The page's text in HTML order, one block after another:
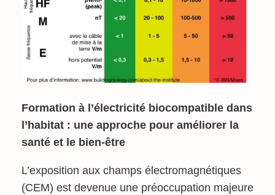
Formation à l’électricité biocompatible dans
l’habitat : une approche pour améliorer la
santé et le bien-être
L’exposition aux champs électromagnétiques
(CEM) est devenue une préoccupation majeure